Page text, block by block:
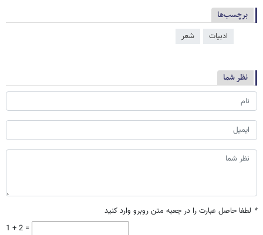
برچسب‌ها
ادبیات شعر
نظر شما
* لطفا حاصل عبارت را در جعبه متن روبرو وارد کنید
1 + 2 =